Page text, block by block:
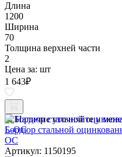
Длина
1200
Ширина
70
Толщина верхней части
2
Цена за: шт
1 643₽
Наличие уточняйте у
Бордюр стальной
ОС
Артикул: 1150195